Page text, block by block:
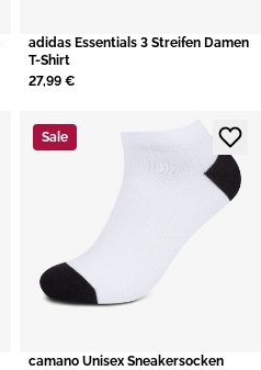
adidas Essentials 3 Streifen Damen
T-Shirt
27,99 €
Sale
camano Unisex Sneakersocken